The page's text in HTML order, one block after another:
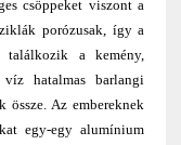
csöppeket viszont a
porózusak, így a
találkozik a kemény,
hatalmas barlangi
össze. Az embereknek
egy-egy alumínium